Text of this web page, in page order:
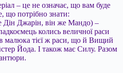
– це не означає, що вам буде
що потрібно знати:
Дін Джарін, він же Мандо) –
колись величної раси
малюка тієї ж раси, що й Вищий
Йода. І також має Силу. Разом